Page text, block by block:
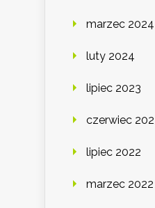
marzec 2024
luty 2024
lipiec 2023
czerwiec
lipiec 2022
marzec 2022